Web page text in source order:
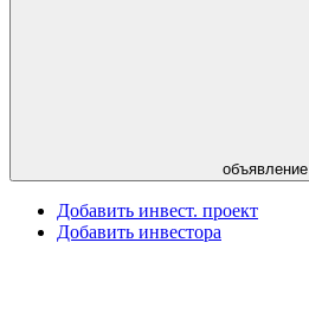
объявление
Добавить инвест. проект
Добавить инвестора